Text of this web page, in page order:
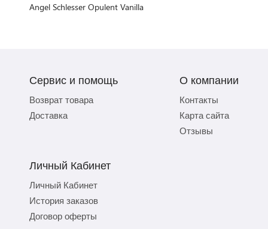
Angel Schlesser Opulent Vanilla
Сервис и помощь
Возврат товара
Доставка
О компании
Контакты
Карта сайта
Отзывы
Личный Кабинет
Личный Кабинет
История заказов
Договор оферты